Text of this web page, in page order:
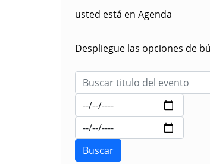
usted está en Agenda
Despliegue las opciones de